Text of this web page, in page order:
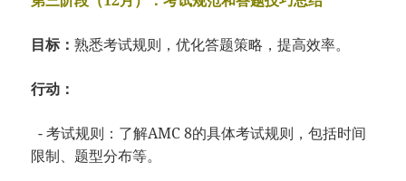
目标：熟悉考试规则，优化答题策略，提高效率。
行动：
- 考试规则：了解AMC 8的具体考试规则，包括时间
限制、题型分布等。